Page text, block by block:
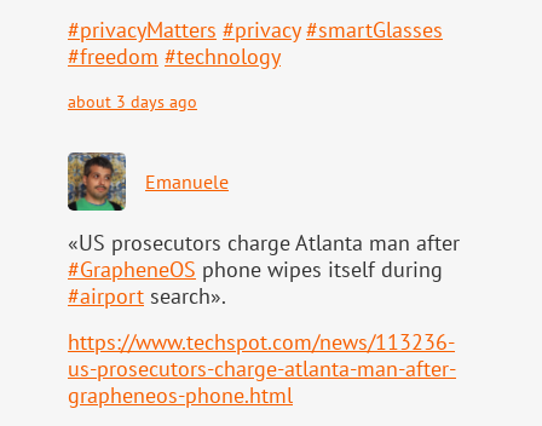
#privacyMatters #privacy #smartGlasses
#freedom #technology
about 3 days ago
Emanuele
«US prosecutors charge Atlanta man after
#GrapheneOS phone wipes itself during
#airport search».
https://www.techspot.com/news/113236-
us-prosecutors-charge-atlanta-man-after-
grapheneos-phone.html